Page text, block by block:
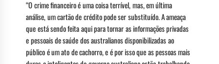
“O crime financeiro é uma coisa terrível, mas, em última
análise, um cartão de crédito pode ser substituído. A ameaça
que está sendo feita aqui para tornar as informações privadas
e pessoais de saúde dos australianos disponibilizadas ao
público é um ato de cachorro, e é por isso que as pessoas mais